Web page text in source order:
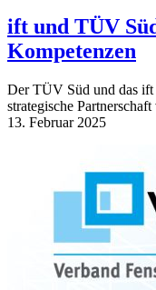
ift und TÜV
Kompetenzen
Der TÜV Süd und das ift
strategische
13. Februar 2025